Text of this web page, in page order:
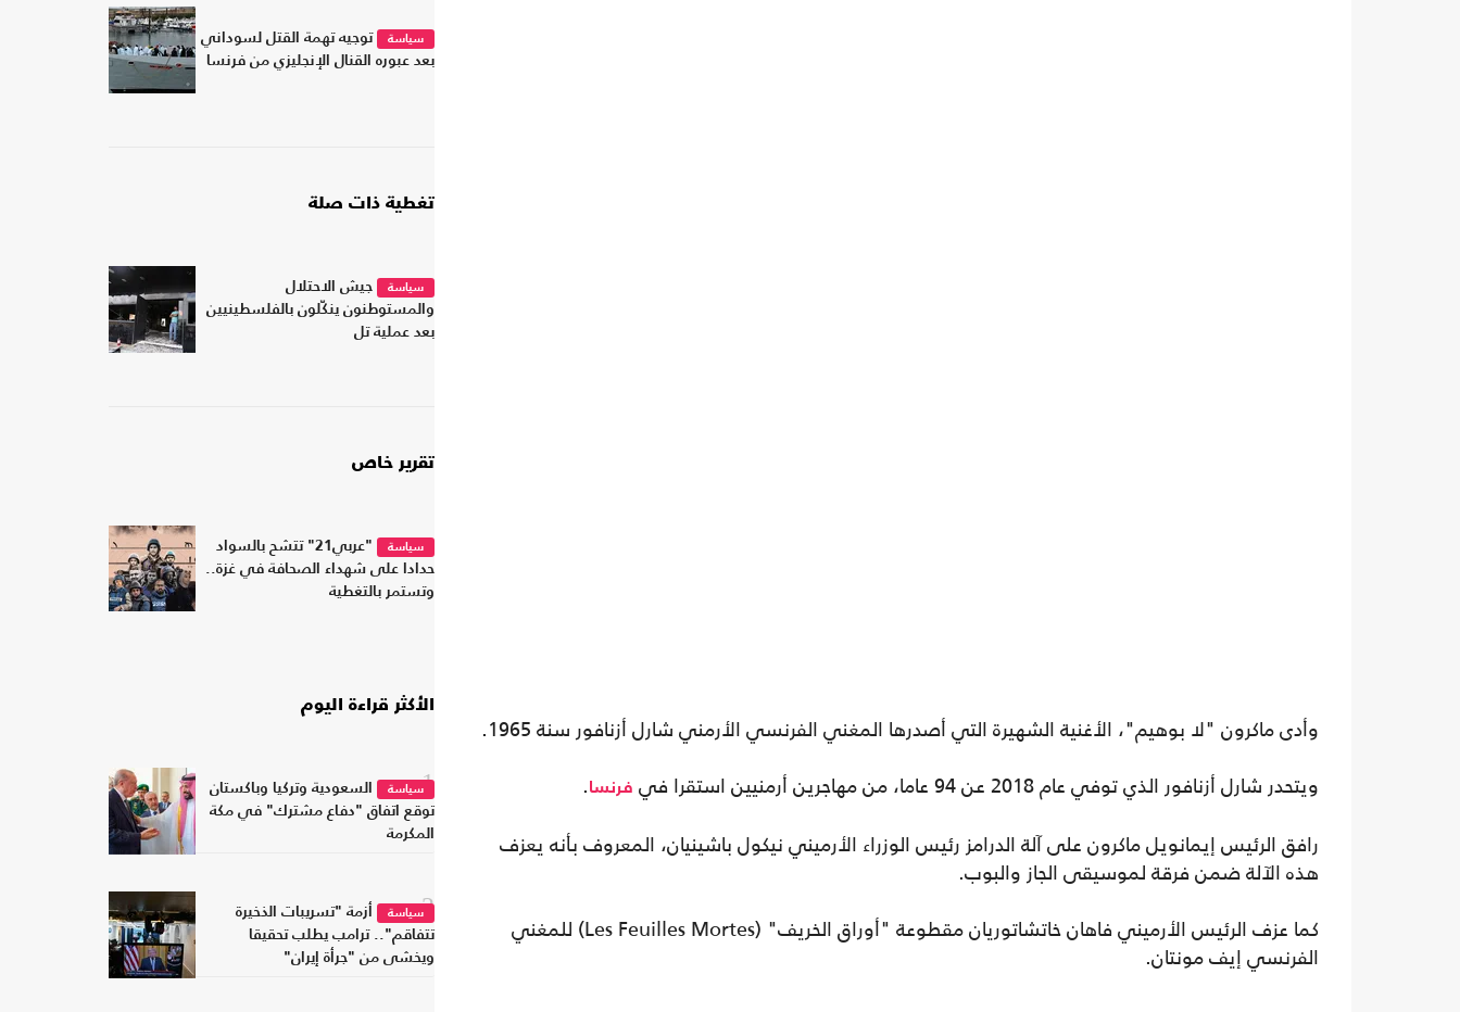
وأدى ماكرون "لا بوهيم"، الأغنية الشهيرة التي أصدرها المغني الفرنسي الأرمني شارل أزنافور سنة 1965.
ويتحدر شارل أزنافور الذي توفي عام 2018 عن 94 عاما، من مهاجرين أرمنيين استقرا في
فرنسا.
رافق الرئيس إيمانويل ماكرون على آلة الدرامز رئيس الوزراء الأرميني نيكول باشينيان، المعروف بأنه يعزف
هذه الآلة ضمن فرقة لموسيقى الجاز والبوب.
كما عزف الرئيس الأرميني فاهان خاتشاتوريان مقطوعة "أوراق الخريف" (Les Feuilles Mortes) للمغني
الفرنسي إيف مونتان.
سياسة
توجيه تهمة القتل لسوداني
بعد عبوره القنال الإنجليزي من فرنسا
تغطية ذات صلة
سياسة
جيش الاحتلال
والمستوطنون ينكّلون بالفلسطينيين
بعد عملية تل
تقرير خاص
سياسة
"عربي21" تتشح بالسواد
حدادا على شهداء الصحافة في غزة..
وتستمر بالتغطية
الأكثر قراءة اليوم
1سياسة
السعودية وتركيا وباكستان
توقع اتفاق "دفاع مشترك" في مكة
المكرمة
2سياسة
أزمة "تسريبات الذخيرة
تتفاقم".. ترامب يطلب تحقيقا
ويخشى من "جرأة إيران"